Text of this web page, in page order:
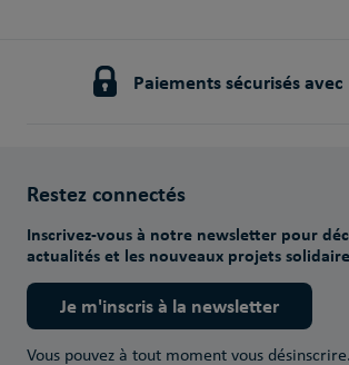
Paiements sécurisés avec
Restez connectés
Inscrivez-vous à notre newsletter pour
actualités et les nouveaux projets
Je m'inscris à la newsletter
Vous pouvez à tout moment vous désinscrire.